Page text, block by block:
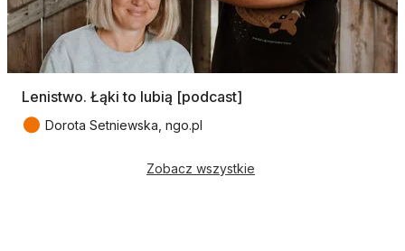
Lenistwo. Łąki to lubią [podcast]
● Dorota Setniewska, ngo.pl
Zobacz wszystkie